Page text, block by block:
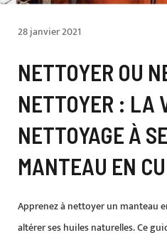
28 janvier 2021
NETTOYER OU
NETTOYER : LA
NETTOYAGE À
MANTEAU EN
Apprenez à nettoyer un manteau
altérer ses huiles naturelles. Ce